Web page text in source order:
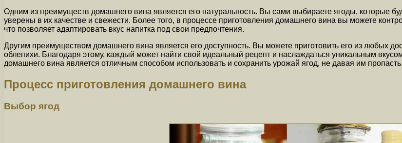
Одним из преимуществ домашнего вина является его натуральность. Вы сами выбираете ягоды, которые
уверены в их качестве и свежести. Более того, в процессе приготовления домашнего вина вы можете
что позволяет адаптировать вкус напитка под свои предпочтения.
Другим преимуществом домашнего вина является его доступность. Вы можете приготовить его из любых
облепихи. Благодаря этому, каждый может найти свой идеальный рецепт и наслаждаться уникальным
домашнего вина является отличным способом использовать и сохранить урожай ягод, не давая им пропасть.
Процесс приготовления домашнего вина
Выбор ягод